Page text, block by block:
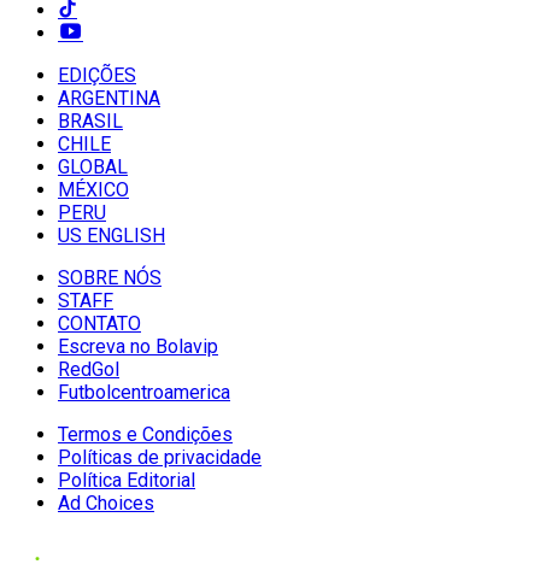
EDIÇÕES
ARGENTINA
BRASIL
CHILE
GLOBAL
MÉXICO
PERU
US ENGLISH
SOBRE NÓS
STAFF
CONTATO
Escreva no Bolavip
RedGol
Futbolcentroamerica
Termos e Condições
Políticas de privacidade
Política Editorial
Ad Choices